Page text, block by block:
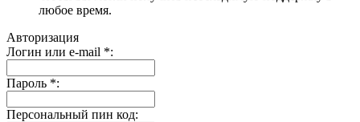
любое время.
Авторизация
Логин или e-mail *:
Пароль *:
Персональный пин код: